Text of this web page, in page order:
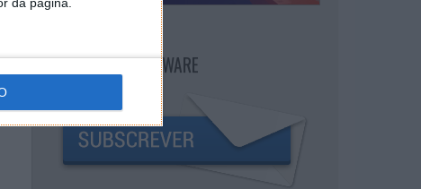
NEWSLETTER PPLWARE